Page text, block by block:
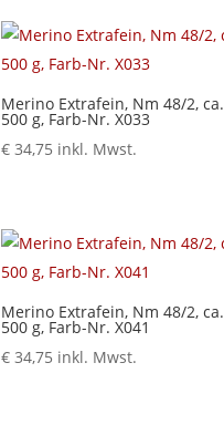
Merino Extrafein, Nm 48/2, ca.
500 g, Farb-Nr. X033
€34,75 inkl. Mwst.
Merino Extrafein, Nm 48/2, ca.
500 g, Farb-Nr. X041
€34,75 inkl. Mwst.